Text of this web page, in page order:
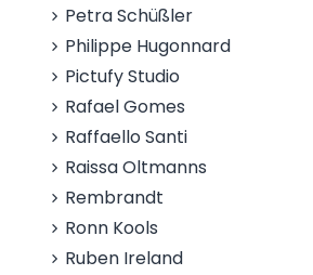
Petra Schüßler
Philippe Hugonnard
Pictufy Studio
Rafael Gomes
Raffaello Santi
Raissa Oltmanns
Rembrandt
Ronn Kools
Ruben Ireland